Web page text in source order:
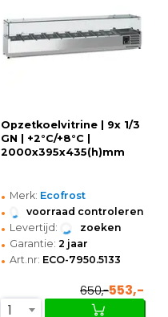
Opzetkoelvitrine | 9x 1/3
GN | +2°C/+8°C |
2000x395x435(h)mm
• Merk: Ecofrost
• voorraad controleren
• Levertijd: zoeken
• Garantie: 2 jaar
• Art.nr: ECO-7950.5133
650,-553,-
1